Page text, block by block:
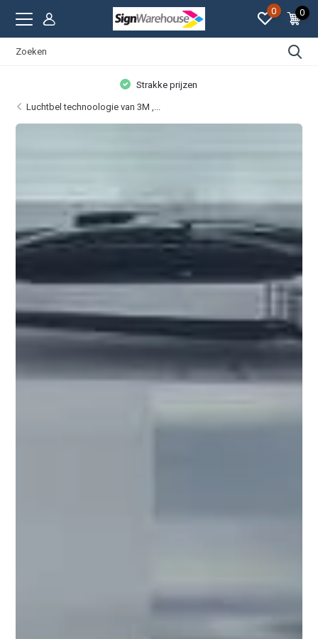
0 0
Persoonlijke aandacht
Luchtbel technoologie van 3M ,...